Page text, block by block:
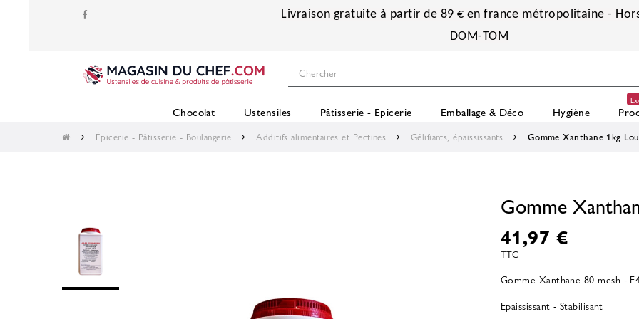
Livraison gratuite à partir de 89 € en france métropolitaine -
DOM-TOM
Chocolat Ustensiles Pâtisserie - Epicerie Emballage & Déco Hygiène
Épicerie - Pâtisserie - Boulangerie Additifs alimentaires et Pectines Gélifiants, épaississants Gomme Xanthane 1kg
Gomme
41,97 €
TTC
Gomme Xanthane 80 mesh -
Epaississant - Stabilisant